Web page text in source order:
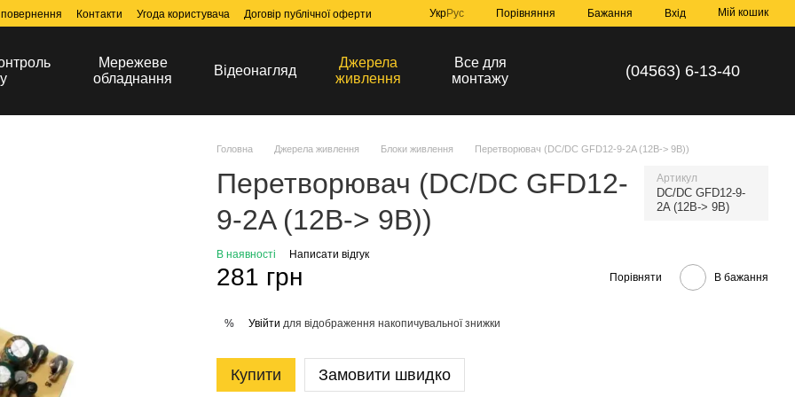
Контакти Угода користувача Договір публічної оферти УкрРус Порівняння Бажання Вхід Мій кошик
Мережеве
обладнання
Відеонагляд
Джерела
живлення
Все для
монтажу
(04563) 6-13-40
Головна Джерела живлення Блоки живлення Перетворювач (DC/DC GFD12-9-2A (12B-> 9B))
Перетворювач (DC/DC GFD12-
9-2A (12B-> 9B))
Артикул
DC/DC GFD12-9-
2A (12B-> 9B)
В наявності Написати відгук
281 грн Порівняти В бажання
% Увійти для відображення накопичувальної знижки
Купити Замовити швидко